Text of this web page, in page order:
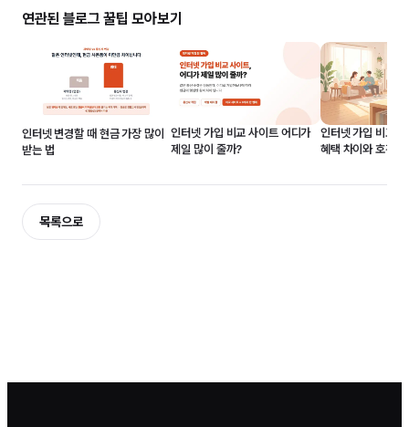
연관된 블로그 꿀팁 모아보기
인터넷 변경할 때 현금 가장 많이
받는 법
인터넷 가입 비교 사이트 어디가
제일 많이 줄까?
인터넷 가입 비교
혜택 차이와 호갱
목록으로